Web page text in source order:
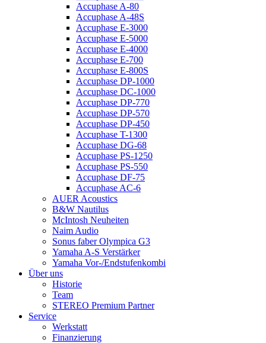
Accuphase A-80
Accuphase A-48S
Accuphase E-3000
Accuphase E-5000
Accuphase E-4000
Accuphase E-700
Accuphase E-800S
Accuphase DP-1000
Accuphase DC-1000
Accuphase DP-770
Accuphase DP-570
Accuphase DP-450
Accuphase T-1300
Accuphase DG-68
Accuphase PS-1250
Accuphase PS-550
Accuphase DF-75
Accuphase AC-6
AUER Acoustics
B&W Nautilus
McIntosh Neuheiten
Naim Audio
Sonus faber Olympica G3
Yamaha A-S Verstärker
Yamaha Vor-/Endstufenkombi
Über uns
Historie
Team
STEREO Premium Partner
Service
Werkstatt
Finanzierung